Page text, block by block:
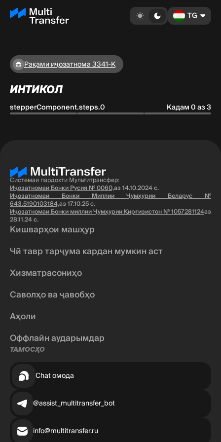
TG
Рақами иҷозатнома 3341-K
ИНТИКОЛ
stepperComponent.steps.0 Кадам 0 аз 3
Системаи пардохти Мультитрансфер:
Иҷозатномаи Бонки Русия № 0060,аз 14.10.2024 с.
Иҷозатномаи Бонки Миллии Ҷумҳурии Беларус №
643.5190103184,аз 17.10.25 с.
Иҷозатномаи Бонки миллии Ҷумҳурии Қирғизистон № 1057281124аз
28.11.24 с.
Кишварҳои машҳур
Чӣ тавр тарҷума кардан мумкин аст
Хизматрасониҳо
Саволҳо ва ҷавобҳо
Аҳоли
Оффлайн аударымдар
ТАМОСҲО
Chat омода
@assist_multitransfer_bot
info@multitransfer.ru